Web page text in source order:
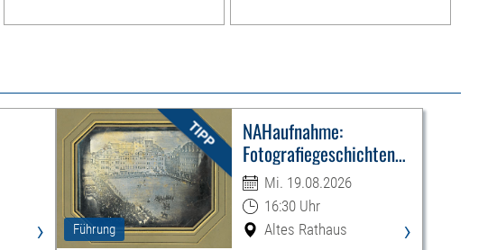
› Führung
NAHaufnahme:
Fotografiegeschichten
Leipzigs
Mi. 19.08.2026
16:30 Uhr
Altes Rathaus
›